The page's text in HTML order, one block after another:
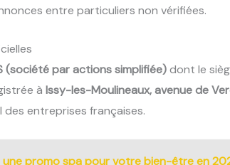
entre particuliers non vérifiées.
(société par actions simplifiée)dont le
à Issy-les-Moulineaux, avenue de
entreprises françaises.
une promo spa pour votre bien-être en